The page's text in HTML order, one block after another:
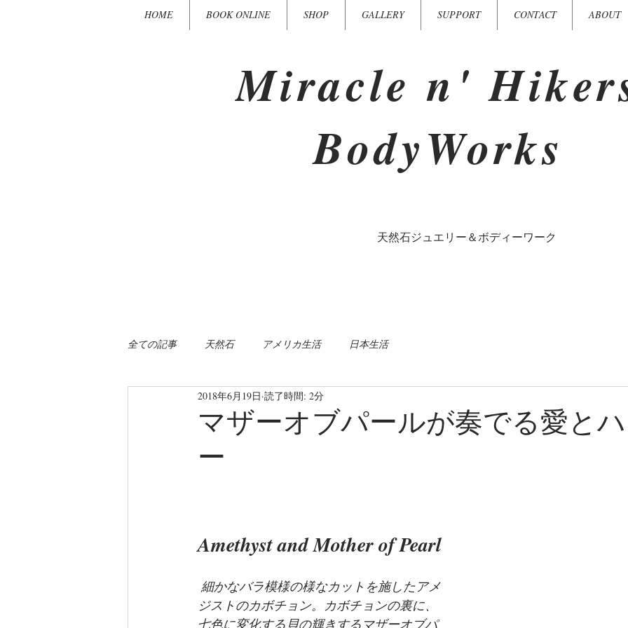
HOME BOOK ONLINE SHOP GALLERY SUPPORT CONTACT ABOUT
​天然石ジュエリー＆ボディーワーク
全ての記事 天然石 アメリカ生活 日本生活
マザーオブパールが奏でる愛と
ー
2018年6月19日 読了時間: 2分
Amethyst and Mother of Pearl
ジストのカボチョン。カボチョンの裏に、
七色に変化する貝の輝きするマザーオブパ
Miracle n'
BodyWorks